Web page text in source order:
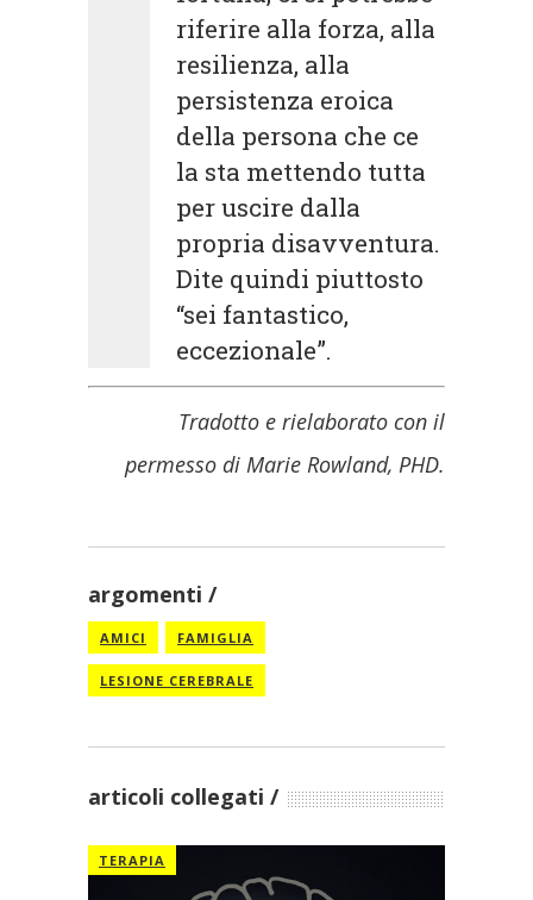
riferire alla forza, alla
resilienza, alla
persistenza eroica
della persona che ce
la sta mettendo tutta
per uscire dalla
propria disavventura.
Dite quindi piuttosto
“sei fantastico,
eccezionale”.
Tradotto e rielaborato con il
permesso di Marie Rowland, PHD.
argomenti
AMICI FAMIGLIA
LESIONE CEREBRALE
articoli collegati
TERAPIA